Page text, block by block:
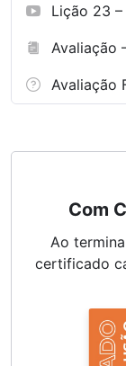
Lição 23
Avaliação
Avaliação
Com
Ao
certificado